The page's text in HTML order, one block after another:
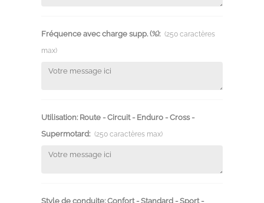
Fréquence avec charge supp. (%): (250 caractères
max)
Utilisation: Route - Circuit - Enduro - Cross -
Supermotard: (250 caractères max)
Style de conduite: Confort - Standard - Sport -